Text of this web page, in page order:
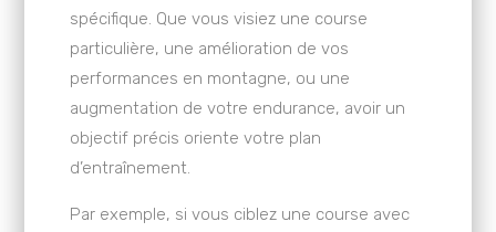
spécifique. Que vous visiez une course
particulière, une amélioration de vos
performances en montagne, ou une
augmentation de votre endurance, avoir un
objectif précis oriente votre plan
d’entraînement.
Par exemple, si vous ciblez une course avec